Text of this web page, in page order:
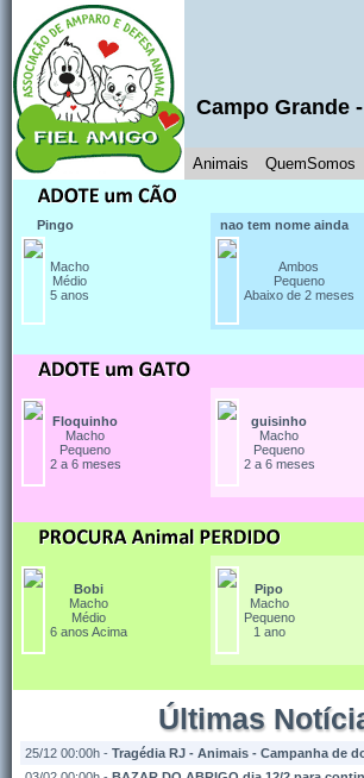
Campo Grande -
Animais QuemSomos
Pingo
Macho
Médio
5 anos
nao tem nome ainda
Ambos
Pequeno
Abaixo de 2 meses
Floquinho
Macho
Pequeno
2 a 6 meses
guisinho
Macho
Pequeno
2 a 6 meses
Bobi
Macho
Médio
6 anos Acima
Pipo
Macho
Pequeno
1 ano
Últimas
25/12 00:00h - Tragédia RJ - Animais - Campanha de